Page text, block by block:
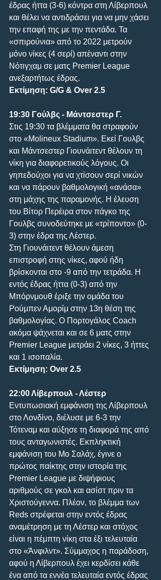
έδρας ήττα (3-6) κόντρα στη Λίβερπουλ
και θέλει να αντιδράσει για να μην χάσει
την επαφή της με την πεντάδα. Τα
«σπιρούνια» από το 2022 μετρούν
μόνο νίκες (4 σερί) απέναντι στην
Νότιγχαμ σε ματς Premier League
ανεξαρτήτως έδρας.
Εκτίμηση: G/G & Over 2.5
19:30 Γούλβς - Μάντσεστερ Γ.
Στις 19:30 τα βλέμματα θα στραφούν
στο «Molineux Stadium». Εκεί Γουλβς
και Μάντσεστερ Γιουνάιτεντ θέλουν τη
νίκη για διαφορετικούς λόγους. Οι
γηπεδούχοι για να χτίσουν σερί νικών
και να πάρουν βαθμολογική «ανάσα»
στη μάχης της παραμονής. Η έλευση
του Βίτορ Περέιρα στον πάγκο της
Γουλβς συνοδεύτηκε με «τρίποντο» (0-
3) στην έδρα της Λέστερ.
Στη Γιουνάιτεντ θέλουν άμεση
επιστροφή στης νίκες, αφού ήδη
βρίσκονται στο -9 από την τετράδα. Η
εντός έδρας ήττα (0-3) από την
Μπόρνμουθ έριξε την ομάδα του
Ρούμπεν Αμορίμ στην 13η θέση της
βαθμολογίας. Ο Πορτογάλος Coach
ακόμα ψάχνεται και σε 6 ματς στην
Premier League μετράει 2 νίκες, 3 ήττες
και 1 ισοπαλία.
Εκτίμηση: Over 2.5
22:00 Λίβερπουλ - Λέστερ
Eντυπωσιακή εμφάνιση της Λίβερπουλ
στο Λονδίνο, διέλυσε με 6-3 την
Τότεναμ και αύξησε τη διαφορά της από
τους ανταγωνιστές. Εκπληκτική
εμφάνιση του Μο Σαλάχ, έγινε ο
πρώτος παίκτης στην ιστορία της
Premier League με διψήφιους
αριθμούς σε γκολ και ασίστ πριν τα
Χριστούγεννα. Πλέον, το βλέμμα των
Reds στρέφεται στην εντός έδρας
αναμέτρηση με τη Λέστερ και στόχος
είναι η πέμπτη νίκη στα έξι τελευταία
στο «Άνφιλντ». Σύμμαχος η παράδοση,
αφού η Λίβερπουλ έχει κερδίσει κάθε
ένα από τα εννέα τελευταία εντός έδρας